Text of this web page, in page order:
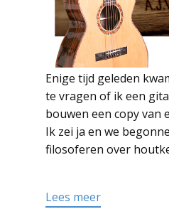
Enige tijd geleden
te vragen of ik een
bouwen een copy van
Ik zei ja en we
filosoferen over
Lees meer